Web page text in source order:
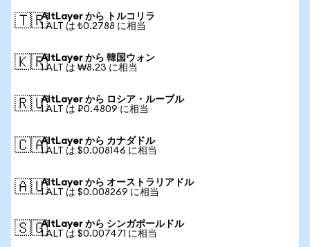
🇹🇷AltLayer から トルコリラ
1 ALT は ₺0.2788 に相当
🇰🇷AltLayer から 韓国ウォン
1 ALT は ₩8.23 に相当
🇷🇺AltLayer から ロシア・ルーブル
1 ALT は ₽0.4809 に相当
🇨🇦AltLayer から カナダドル
1 ALT は $0.008146 に相当
🇦🇺AltLayer から オーストラリアドル
1 ALT は $0.008269 に相当
🇸🇬AltLayer から シンガポールドル
1 ALT は $0.007471 に相当